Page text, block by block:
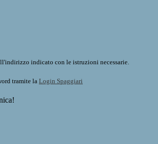
indicato con le istruzioni necessarie.
tramite la Login Spaggiari